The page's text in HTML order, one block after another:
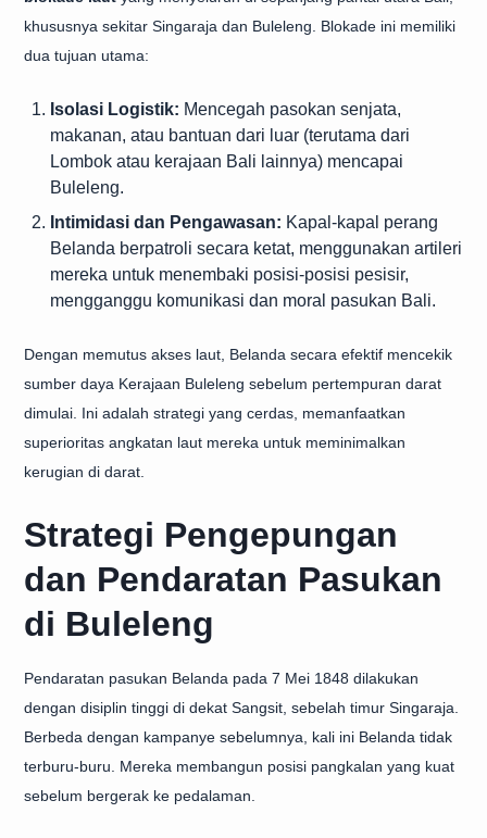
khususnya sekitar Singaraja dan Buleleng. Blokade ini memiliki
dua tujuan utama:
Isolasi Logistik: Mencegah pasokan senjata,
makanan, atau bantuan dari luar (terutama dari
Lombok atau kerajaan Bali lainnya) mencapai
Buleleng.
Intimidasi dan Pengawasan: Kapal-kapal perang
Belanda berpatroli secara ketat, menggunakan artileri
mereka untuk menembaki posisi-posisi pesisir,
mengganggu komunikasi dan moral pasukan Bali.
Dengan memutus akses laut, Belanda secara efektif mencekik
sumber daya Kerajaan Buleleng sebelum pertempuran darat
dimulai. Ini adalah strategi yang cerdas, memanfaatkan
superioritas angkatan laut mereka untuk meminimalkan
kerugian di darat.
Strategi Pengepungan
dan Pendaratan Pasukan
di Buleleng
Pendaratan pasukan Belanda pada 7 Mei 1848 dilakukan
dengan disiplin tinggi di dekat Sangsit, sebelah timur Singaraja.
Berbeda dengan kampanye sebelumnya, kali ini Belanda tidak
terburu-buru. Mereka membangun posisi pangkalan yang kuat
sebelum bergerak ke pedalaman.